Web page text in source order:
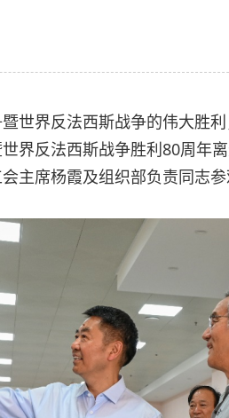
世界反法西斯战争的伟大胜
界反法西斯战争胜利80周年
主席杨霞及组织部负责同志参